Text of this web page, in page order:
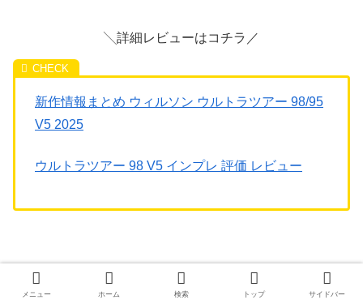
╲詳細レビューはコチラ／
新作情報まとめ ウィルソン ウルトラツアー 98/95
V5 2025
ウルトラツアー 98 V5 インプレ 評価 レビュー
テニスバッグも併せて発売
メニュー ホーム 検索 トップ サイドバー